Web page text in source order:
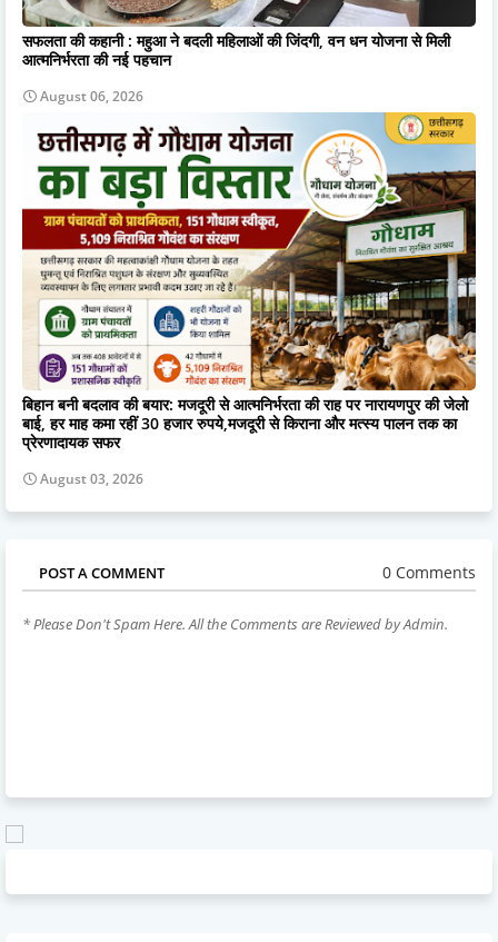
सफलता की कहानी : महुआ ने बदली महिलाओं की जिंदगी, वन धन योजना से मिली
आत्मनिर्भरता की नई पहचान
August 06, 2026
बिहान बनी बदलाव की बयार: मजदूरी से आत्मनिर्भरता की राह पर नारायणपुर की जेलो
बाई, हर माह कमा रहीं 30 हजार रुपये,मजदूरी से किराना और मत्स्य पालन तक का
प्रेरणादायक सफर
August 03, 2026
POST A COMMENT 0 Comments
* Please Don't Spam Here. All the Comments are Reviewed by Admin.